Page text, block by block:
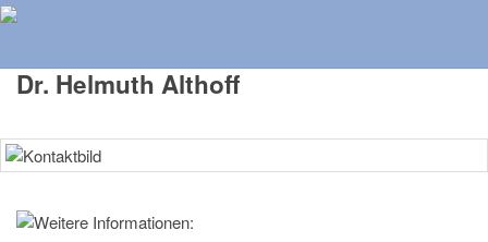
Herzlich Willkommen auf der Homepage der Pfarrei St. Peter
Dr. Helmuth Althoff